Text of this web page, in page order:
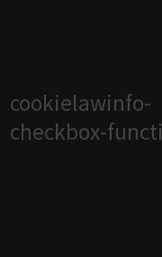
cookielawinfo-
checkbox-